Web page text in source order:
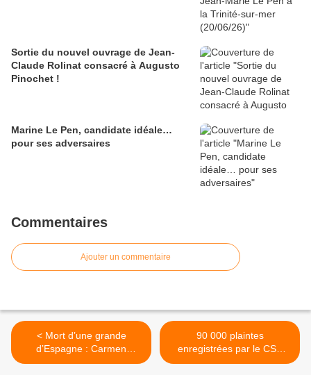
Sortie du nouvel ouvrage de Jean-
Claude Rolinat consacré à Augusto
Pinochet !
Marine Le Pen, candidate idéale…
pour ses adversaires
Commentaires
Ajouter un commentaire
< Mort d’une grande
d’Espagne : Carmen
Franco, fille unique du
90 000 plaintes
enregistrées par le CSA
cette année : notre société